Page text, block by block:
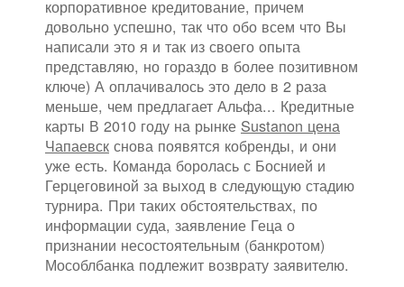
корпоративное кредитование, причем
довольно успешно, так что обо всем что Вы
написали это я и так из своего опыта
представляю, но гораздо в более позитивном
ключе) А оплачивалось это дело в 2 раза
меньше, чем предлагает Альфа... Кредитные
карты В 2010 году на рынке Sustanon цена
Чапаевск снова появятся кобренды, и они
уже есть. Команда боролась с Боснией и
Герцеговиной за выход в следующую стадию
турнира. При таких обстоятельствах, по
информации суда, заявление Геца о
признании несостоятельным (банкротом)
Мособлбанка подлежит возврату заявителю.